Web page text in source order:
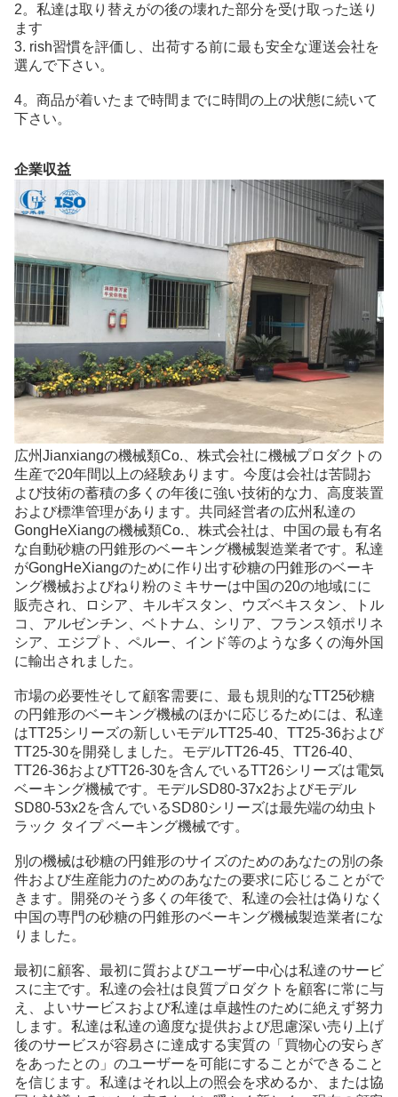
2。私達は取り替えがの後の壊れた部分を受け取った送り
ます
3. rish習慣を評価し、出荷する前に最も安全な運送会社を
選んで下さい。
4。商品が着いたまで時間までに時間の上の状態に続いて
下さい。
企業収益
広州Jianxiangの機械類Co.、株式会社に機械プロダクトの
生産で20年間以上の経験あります。今度は会社は苦闘お
よび技術の蓄積の多くの年後に強い技術的な力、高度装置
および標準管理があります。共同経営者の広州私達の
GongHeXiangの機械類Co.、株式会社は、中国の最も有名
な自動砂糖の円錐形のベーキング機械製造業者です。私達
がGongHeXiangのために作り出す砂糖の円錐形のベーキ
ング機械およびねり粉のミキサーは中国の20の地域にに
販売され、ロシア、キルギスタン、ウズベキスタン、トル
コ、アルゼンチン、ベトナム、シリア、フランス領ポリネ
シア、エジプト、ペルー、インド等のような多くの海外国
に輸出されました。
市場の必要性そして顧客需要に、最も規則的なTT25砂糖
の円錐形のベーキング機械のほかに応じるためには、私達
はTT25シリーズの新しいモデルTT25-40、TT25-36および
TT25-30を開発しました。モデルTT26-45、TT26-40、
TT26-36およびTT26-30を含んでいるTT26シリーズは電気
ベーキング機械です。モデルSD80-37x2およびモデル
SD80-53x2を含んでいるSD80シリーズは最先端の幼虫ト
ラック タイプ ベーキング機械です。
別の機械は砂糖の円錐形のサイズのためのあなたの別の条
件および生産能力のためのあなたの要求に応じることがで
きます。開発のそう多くの年後で、私達の会社は偽りなく
中国の専門の砂糖の円錐形のベーキング機械製造業者にな
りました。
最初に顧客、最初に質およびユーザー中心は私達のサービ
スに主です。私達の会社は良質プロダクトを顧客に常に与
え、よいサービスおよび私達は卓越性のために絶えず努力
します。私達は私達の適度な提供および思慮深い売り上げ
後のサービスが容易さに達成する実質の「買物心の安らぎ
をあったとの」のユーザーを可能にすることができること
を信じます。私達はそれ以上の照会を求めるか、または協